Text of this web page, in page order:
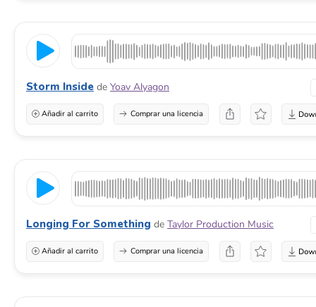
Storm Inside de Yoav Alyagon
Añadir al carrito Comprar una licencia
Longing For Something de Taylor Production Music
Añadir al carrito Comprar una licencia